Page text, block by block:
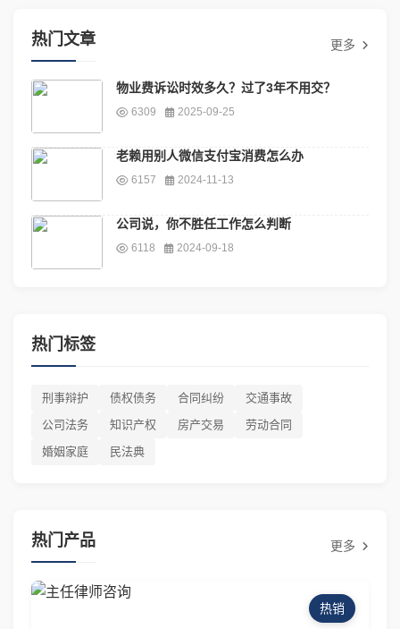
热门文章 更多
物业费诉讼时效多久？过了3年不用交？
6309 2025-09-25
老赖用别人微信支付宝消费怎么办
6157 2024-11-13
公司说，你不胜任工作怎么判断
6118 2024-09-18
热门标签
刑事辩护 债权债务 合同纠纷
交通事故
公司法务
知识产权 房产交易
劳动合同
婚姻家庭
民法典
热门产品 更多
热销